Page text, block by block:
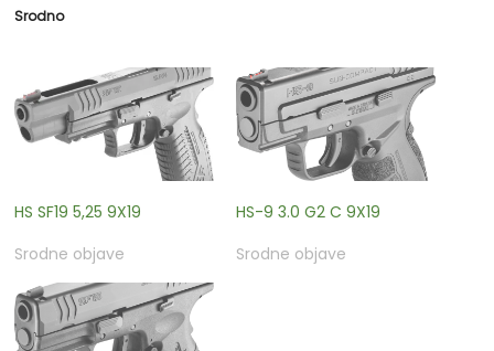
Srodno
HS SF19 5,25 9X19
Srodne objave
HS-9 3.0 G2 C 9X19
Srodne objave